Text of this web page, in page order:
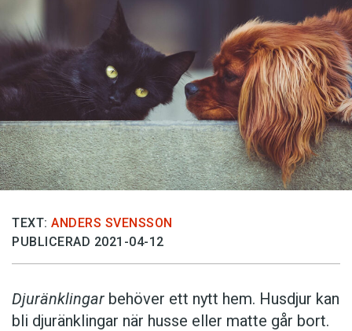
TEXT: ANDERS SVENSSON
PUBLICERAD 2021-04-12
Djuränklingar behöver ett nytt hem. Husdjur kan
bli djuränklingar när husse eller matte går bort.